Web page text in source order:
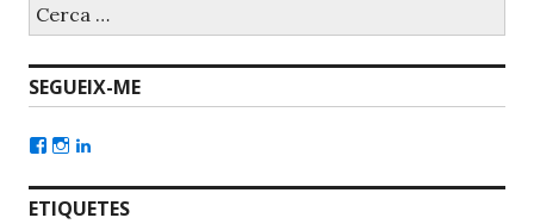
SEGUEIX-ME
ETIQUETES